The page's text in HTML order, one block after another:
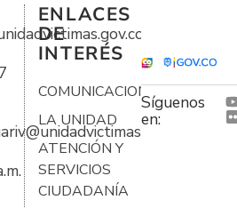
ENLACES
DE
INTERÉS
COMUNICACIONES
LA UNIDAD
ATENCIÓN Y
SERVICIOS
CIUDADANÍA
Síguenos
en: